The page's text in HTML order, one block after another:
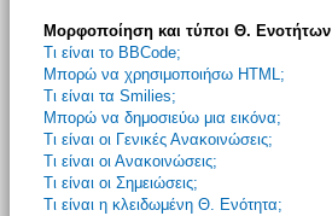
Μορφοποίηση και τύποι Θ. Ενοτήτων
Τι είναι το BBCode;
Μπορώ να χρησιμοποιήσω HTML;
Τι είναι τα Smilies;
Μπορώ να δημοσιεύω μια εικόνα;
Τι είναι οι Γενικές Ανακοινώσεις;
Τι είναι οι Ανακοινώσεις;
Τι είναι οι Σημειώσεις;
Τι είναι η κλειδωμένη Θ. Ενότητα;